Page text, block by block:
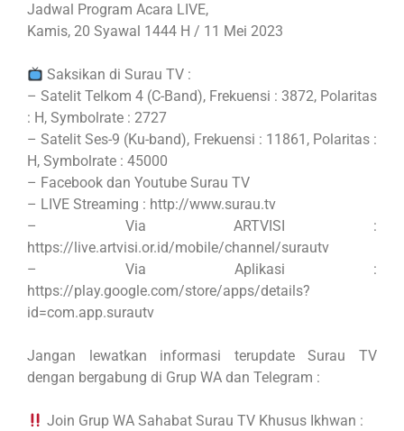
Jadwal Program Acara LIVE,
Kamis, 20 Syawal 1444 H / 11 Mei 2023
Saksikan di Surau TV :
– Satelit Telkom 4 (C-Band), Frekuensi : 3872, Polaritas
: H, Symbolrate : 2727
– Satelit Ses-9 (Ku-band), Frekuensi : 11861, Polaritas :
H, Symbolrate : 45000
– Facebook dan Youtube Surau TV
– LIVE Streaming : http://www.surau.tv
– Via ARTVISI :
https://live.artvisi.or.id/mobile/channel/surautv
– Via Aplikasi :
https://play.google.com/store/apps/details?
id=com.app.surautv
Jangan lewatkan informasi terupdate Surau TV
dengan bergabung di Grup WA dan Telegram :
Join Grup WA Sahabat Surau TV Khusus Ikhwan :